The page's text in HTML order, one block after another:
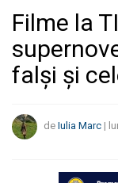
Filme la
falși și
de Iulia Marc |